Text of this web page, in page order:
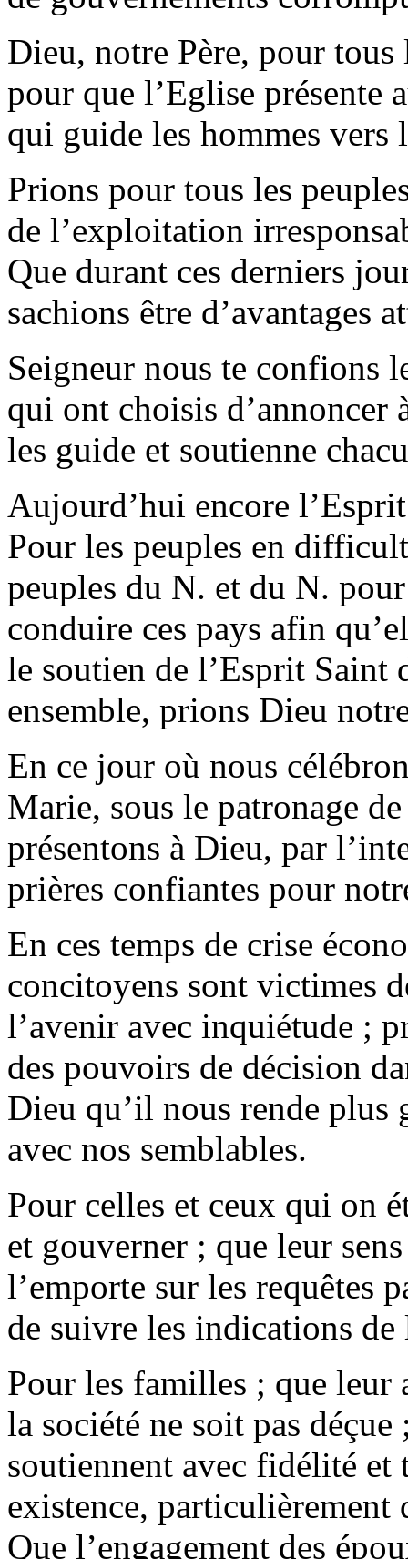
Dieu, notre Père, pour
pour que l’Eglise présente
qui guide les hommes
Prions pour tous les
de l’exploitation
Que durant ces derniers
sachions être d’avantages
Seigneur nous te confions
qui ont choisis
les guide et soutienne
Aujourd’hui encore
Pour les peuples en
peuples du N. et du N.
conduire ces pays afin
le soutien de l’Esprit Saint
ensemble, prions Dieu
En ce jour où nous
Marie, sous le patronage
présentons à Dieu, par
prières confiantes pour
En ces temps de crise
concitoyens sont victimes
l’avenir avec inquiétude ;
des pouvoirs de décision
Dieu qu’il nous rende plus
avec nos semblables.
Pour celles et ceux qui on
et gouverner ; que leur
l’emporte sur les requêtes
de suivre les indications de
Pour les familles ; que leur
la société ne soit pas déçue
soutiennent avec fidélité et
existence, particulièrement
Que l’engagement des